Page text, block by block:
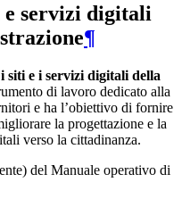
servizi digitali
¶
siti e i servizi digitali della
di lavoro dedicato alla
e ha l’obiettivo di fornire
la progettazione e la
verso la cittadinanza.
del Manuale operativo di